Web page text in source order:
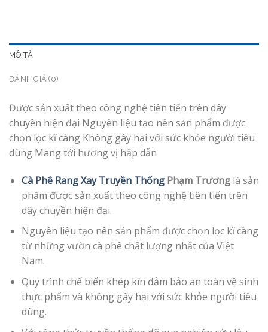
MÔ TẢ
ĐÁNH GIÁ (0)
Được sản xuất theo công nghệ tiên tiến trên dây
chuyền hiện đại Nguyên liệu tạo nên sản phẩm được
chọn lọc kĩ càng Không gây hại với sức khỏe người tiêu
dùng Mang tới hương vị hấp dẫn
Cà Phê Rang Xay Truyền ThốngPhạm Trươnglà sản
phẩm được sản xuất theo công nghệ tiên tiến trên
dây chuyền hiện đại.
Nguyên liệu tạo nên sản phẩm được chọn lọc kĩ càng
từ những vườn cà phê chất lượng nhất của Việt
Nam.
Quy trình chế biến khép kín đảm bảo an toàn vệ sinh
thực phẩm và không gây hại với sức khỏe người tiêu
dùng.